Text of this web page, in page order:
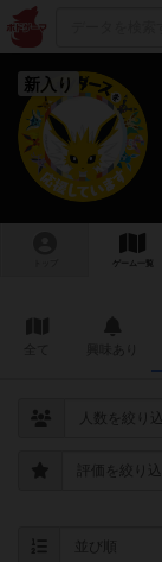
新入り
ゲーム一覧